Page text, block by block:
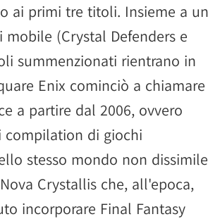
ai primi tre titoli. Insieme a un
mobile (Crystal Defenders e
summenzionati rientrano in
Enix cominciò a chiamare
a partire dal 2006, ovvero
compilation di giochi
stesso mondo non dissimile
Crystallis che, all'epoca,
incorporare Final Fantasy